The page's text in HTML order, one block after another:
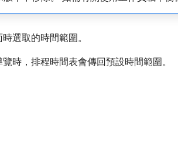
選取的時間範圍。
時，排程時間表會傳回預設時間範圍。